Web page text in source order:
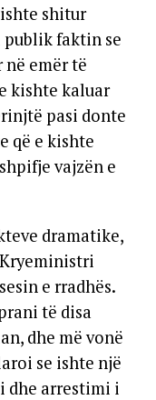
shitur
publik faktin se
emër të
kishte kaluar
pasi donte
që e kishte
vajzën e
dramatike,
e rradhës.
të disa
dhe më vonë
se ishte një
dhe arrestimi i